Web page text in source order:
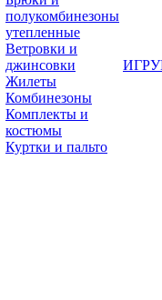
полукомбинезоны
утепленные
Ветровки и
джинсовки
Жилеты
Комбинезоны
Комплекты и
костюмы
Куртки и пальто